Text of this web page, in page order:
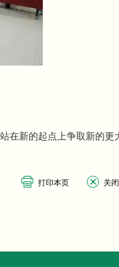
在新的起点上争取新的更